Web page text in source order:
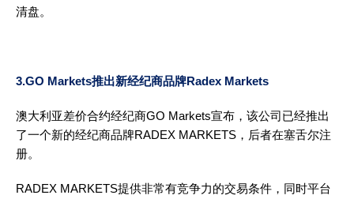
清盘。
3.GO Markets推出新经纪商品牌Radex Markets
澳大利亚差价合约经纪商GO Markets宣布，该公司已经推出
了一个新的经纪商品牌RADEX MARKETS，后者在塞舌尔注
册。
RADEX MARKETS提供非常有竞争力的交易条件，同时平台